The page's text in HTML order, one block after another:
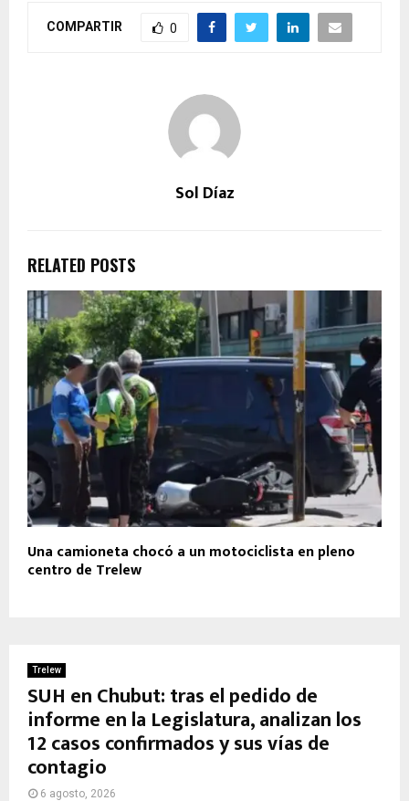
COMPARTIR 0
Sol Díaz
RELATED POSTS
Una camioneta chocó a un motociclista en pleno
centro de Trelew
Trelew
SUH en Chubut: tras el pedido de
informe en la Legislatura, analizan los
12 casos confirmados y sus vías de
contagio
6 agosto, 2026